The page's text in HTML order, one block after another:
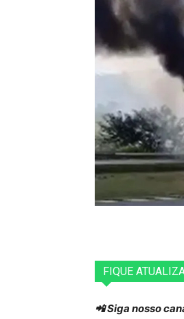
FIQUE
📲 Siga nosso